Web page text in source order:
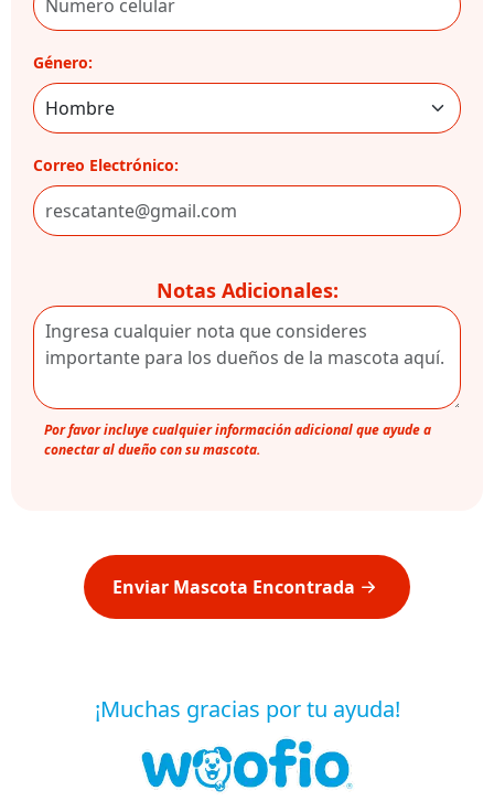
Género:
Correo Electrónico:
Notas Adicionales:
Por favor incluye cualquier información adicional que ayude a
conectar al dueño con su mascota.
Enviar Mascota Encontrada
¡Muchas gracias por tu ayuda!